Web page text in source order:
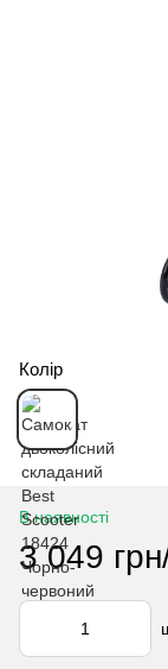
Колір
В наявності
3 049